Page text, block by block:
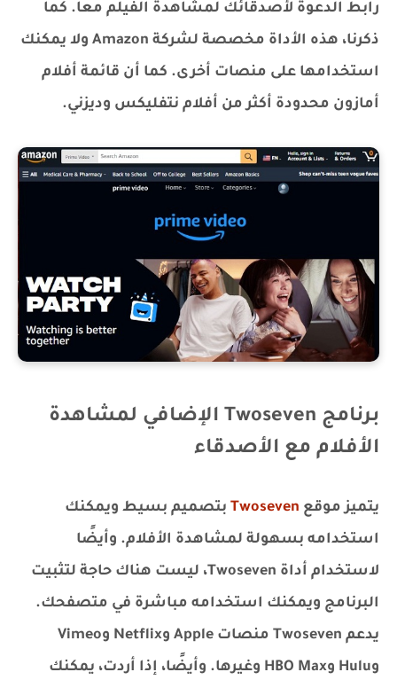
رابط الدعوة لأصدقائك لمشاهدة الفيلم معاً. كما
ذكرنا، هذه الأداة مخصصة لشركة Amazon ولا يمكنك
استخدامها على منصات أخرى. كما أن قائمة أفلام
أمازون محدودة أكثر من أفلام نتفليكس وديزني.
برنامج Twoseven الإضافي لمشاهدة
الأفلام مع الأصدقاء
يتميز موقع Twoseven بتصميم بسيط ويمكنك
استخدامه بسهولة لمشاهدة الأفلام. وأيضًا
لاستخدام أداة Twoseven، ليست هناك حاجة لتثبيت
البرنامج ويمكنك استخدامه مباشرة في متصفحك.
يدعم Twoseven منصات Apple وNetflix وVimeo
وHulu وHBO Max وغيرها. وأيضًا، إذا أردت، يمكنك